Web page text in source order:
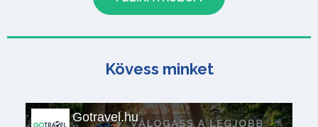
Kövess minket
Gotravel.hu